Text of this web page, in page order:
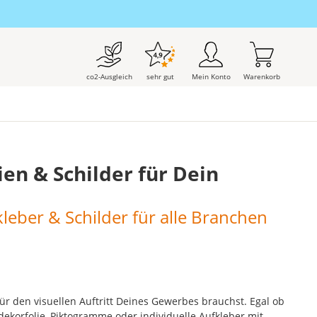
co2-Ausgleich sehr gut Mein Konto Warenkorb
& Schilder für Dein
& Schilder für alle Branchen
den visuellen Auftritt Deines Gewerbes brauchst. Egal ob